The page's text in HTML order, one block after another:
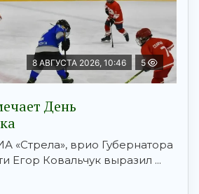
8 АВГУСТА 2026, 10:46 5
День
«Стрела», врио Губернатора
Егор Ковальчук выразил ...